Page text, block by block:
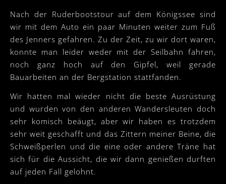
Nach der Ruderbootstour auf dem Königssee sind
wir mit dem Auto ein paar Minuten weiter zum Fuß
des Jenners gefahren. Zu der Zeit, zu wir dort waren,
konnte man leider weder mit der Seilbahn fahren,
noch ganz hoch auf den Gipfel, weil gerade
Bauarbeiten an der Bergstation stattfanden.
Wir hatten mal wieder nicht die beste Ausrüstung
und wurden von den anderen Wandersleuten doch
sehr komisch beäugt, aber wir haben es trotzdem
sehr weit geschafft und das Zittern meiner Beine, die
Schweißperlen und die eine oder andere Träne hat
sich für die Aussicht, die wir dann genießen durften
auf jeden Fall gelohnt.